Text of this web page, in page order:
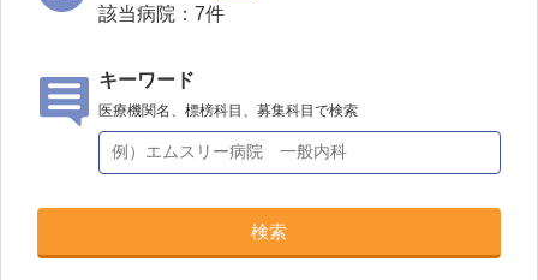
該当病院： 7件
キーワード
医療機関名、標榜科目、募集科目で検索
検索